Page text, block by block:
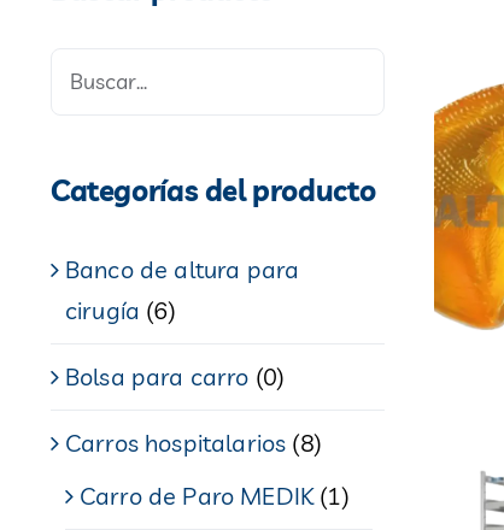
Categorías del producto
Banco de altura para
cirugía (6)
Bolsa para carro (0)
Carros hospitalarios (8)
Carro de Paro MEDIK (1)